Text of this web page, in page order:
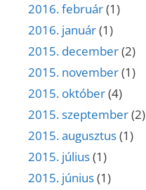
2016. február(1)
2016. január(1)
2015. december(2)
2015. november(1)
2015. október(4)
2015. szeptember(2)
2015. augusztus(1)
2015. július(1)
2015. június(1)